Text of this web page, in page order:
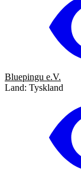
Bluepingu e.V.
Land: Tyskland